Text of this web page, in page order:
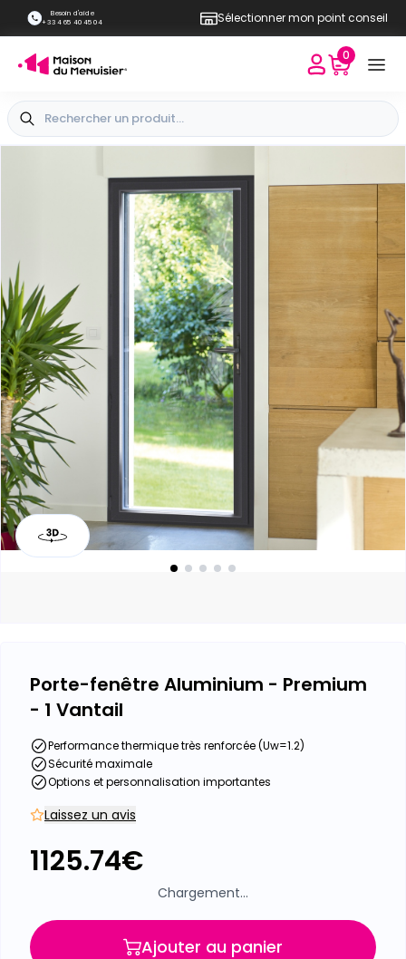
Besoin d'aide
+33 4 65 40 45 04
Sélectionner mon point conseil
0
Porte-fenêtre Aluminium - Premium
- 1 Vantail
Performance thermique très renforcée (Uw=1.2)
Sécurité maximale
Options et personnalisation importantes
Laissez un avis
1125.74€
Chargement...
Ajouter au panier